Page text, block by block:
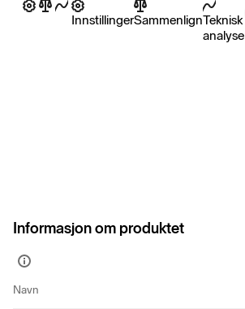
InnstillingerSammenlignTeknisk
analyse
Informasjon om produktet
Vis
informasjon
Navn